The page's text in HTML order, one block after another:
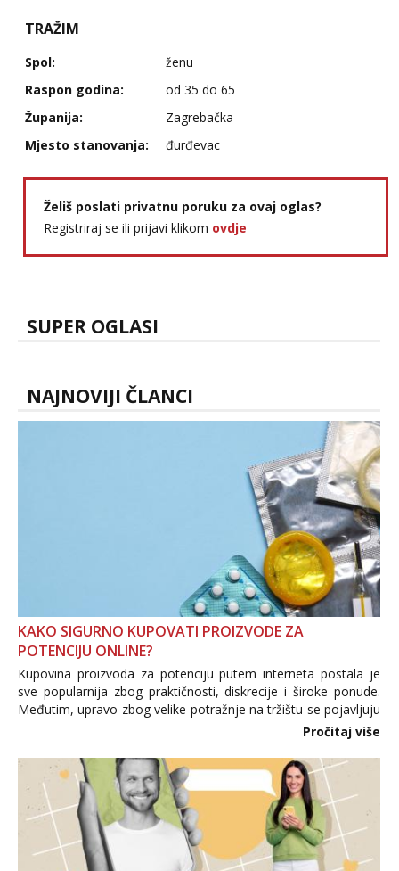
TRAŽIM
Spol:
ženu
Raspon godina:
od 35 do 65
Županija:
Zagrebačka
Mjesto stanovanja:
đurđevac
Želiš poslati privatnu poruku za ovaj oglas?
Registriraj se ili prijavi klikom ovdje
SUPER OGLASI
NAJNOVIJI ČLANCI
KAKO SIGURNO KUPOVATI PROIZVODE ZA
POTENCIJU ONLINE?
Kupovina proizvoda za potenciju putem interneta postala je
sve popularnija zbog praktičnosti, diskrecije i široke ponude.
Međutim, upravo zbog velike potražnje na tržištu se pojavljuju
i brojni krivotvoreni proizvodi, nepouzdane internetske
Pročitaj više